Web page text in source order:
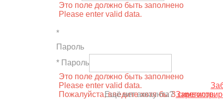
Это поле должно быть заполнено
Please enter valid data.
*
Пароль
* Пароль
Это поле должно быть заполнено
Please enter valid data.
Пожалуйста, введите хотя бы 3 символов.
Ещё нет аккаунта?